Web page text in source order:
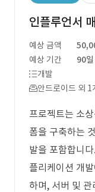
인플루언서
예상 금액
예상 기간
90일
개발
안드로이드 외 1
프로젝트는 소
폼을 구축하는
발을 포함합니
플리케이션 개
하며, 서버 및